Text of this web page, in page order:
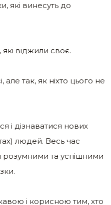
які винесуть до
віджили своє.
але так, як ніхто цього не
і дізнаватися нових
людей. Весь час
розумними та успішними
і корисною тим, хто